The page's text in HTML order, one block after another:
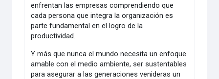
enfrentan las empresas comprendiendo que
cada persona que integra la organización es
parte fundamental en el logro de la
productividad.
Y más que nunca el mundo necesita un enfoque
amable con el medio ambiente, ser sustentables
para asegurar a las generaciones venideras un